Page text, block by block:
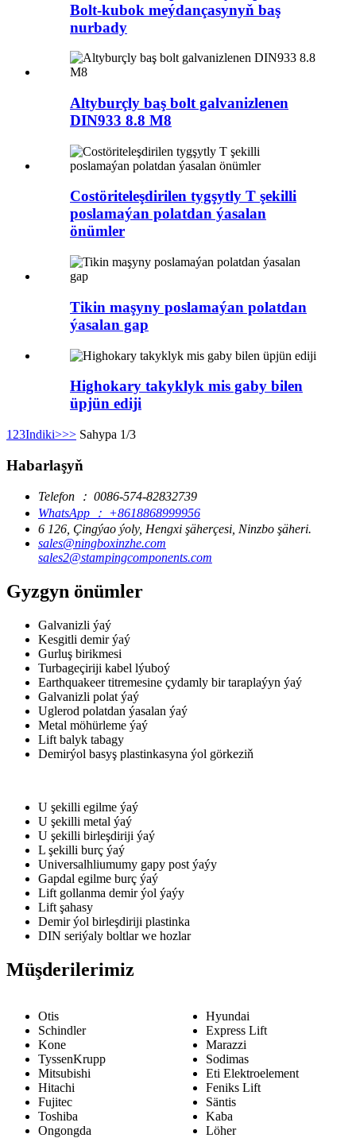
Bolt-kubok meýdançasynyň baş
nurbady
Altyburçly baş bolt galvanizlenen
DIN933 8.8 M8
Costöriteleşdirilen tygşytly T şekilli
poslamaýan polatdan ýasalan
önümler
Tikin maşyny poslamaýan polatdan
ýasalan gap
Highokary takyklyk mis gaby bilen
üpjün ediji
1 23Indiki>>> Sahypa 1/3
Habarlaşyň
Telefon ： 0086-574-82832739
WhatsApp ： +8618868999956
6 126, Çingýao ýoly, Hengxi şäherçesi, Ninzbo şäheri.
sales@ningboxinzhe.com
sales2@stampingcomponents.com
Gyzgyn önümler
Galvanizli ýaý
Kesgitli demir ýaý
Gurluş birikmesi
Turbageçiriji kabel lýuboý
Earthquakeer titremesine çydamly bir taraplaýyn ýaý
Galvanizli polat ýaý
Uglerod polatdan ýasalan ýaý
Metal möhürleme ýaý
Lift balyk tabagy
Demirýol basyş plastinkasyna ýol görkeziň
U şekilli egilme ýaý
U şekilli metal ýaý
U şekilli birleşdiriji ýaý
L şekilli burç ýaý
Universalhliumumy gapy post ýaýy
Gapdal egilme burç ýaý
Lift gollanma demir ýol ýaýy
Lift şahasy
Demir ýol birleşdiriji plastinka
DIN seriýaly boltlar we hozlar
Müşderilerimiz
Otis
Schindler
Kone
TyssenKrupp
Mitsubishi
Hitachi
Fujitec
Toshiba
Ongongda
Hyundai
Express Lift
Marazzi
Sodimas
Eti Elektroelement
Feniks Lift
Säntis
Kaba
Löher